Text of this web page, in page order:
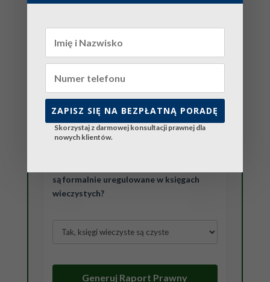
z własnością ziemi lub dotacjami.
1. Czy planujesz sprzedać lub przekazać
działkę rolną (powyżej 0,3 ha)
w najbliższym czasie?
są formalnie uregulowane w księgach
wieczystych?
Generuj Raport Prawny
ZAPISZ SIĘ NA BEZPŁATNĄ PORADĘ
Skorzystaj z darmowej konsultacji prawnej dla
nowych klientów.